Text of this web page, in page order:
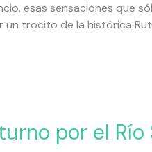
esas sensaciones que
trocito de la histórica
por el